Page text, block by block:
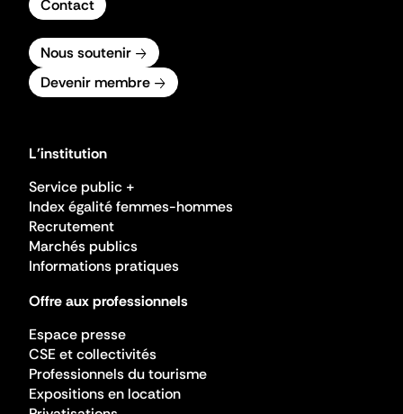
Contact
Nous soutenir
Devenir membre
L'institution
Service public +
Index égalité femmes-hommes
Recrutement
Marchés publics
Informations pratiques
Offre aux professionnels
Espace presse
CSE et collectivités
Professionnels du tourisme
Expositions en location